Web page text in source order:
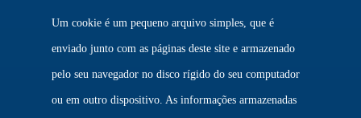
Um cookie é um pequeno arquivo simples, que é
enviado junto com as páginas deste site e armazenado
pelo seu navegador no disco rígido do seu computador
ou em outro dispositivo. As informações armazenadas